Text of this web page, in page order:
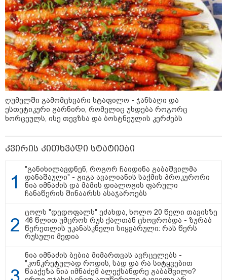
"არის პოლარიზაციის კიდევ უფრო
გაღრმავების საფრთხე და ...“
"გონებაში ვალაგებდი, ეს ამბავი
პირველად ვისთვის მეთქვა, ვის
უნდა ჩავექოლე“
"ძალიან მძიმეა ჩემთვის ის, რაც
ხელისუფლებისთვის ცუდად
მთავრდება ხოლმე“
ღუმელში გამომცხვარი სტაფილო - ჯანსაღი და
ესთეტიკური გარნირი, რომელიც უხდება როგორც
ხორცეულს, ისე თევზსა და ბოსტნეულის კერძებს
კვირის კითხვადი სტატიები
"განიხილავდნენ, როგორ ჩაიდინა გაბაშვილმა
დანაშაული" - გიგა ავალიანის საქმის პროკურორი
ნია იმნაძის და მამის დიალოგის ფარული
ჩანაწერის შინაარსს ასაჯაროებს
ცოლს "დედოფალს" ეძახდა, ხოლო 20 წელი თავისზე
46 წლით უმცროს რუს ქალთან ცხოვრობდა - ზურაბ
წერეთლის უკანასკნელი სიყვარული: რას წერს
რუსული მედია
ნია იმნაძის ბებია მიმართვას ავრცელებს -
"კონკრეტულად როდის, სად და რა სიტყვებით
წააქეზა ნია იმნაძემ ალექსანდრე გაბაშვილი?